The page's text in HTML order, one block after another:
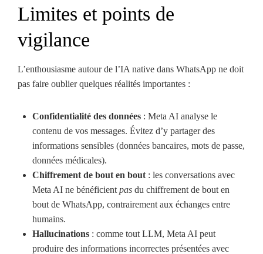
Limites et points de
vigilance
L’enthousiasme autour de l’IA native dans WhatsApp ne doit
pas faire oublier quelques réalités importantes :
Confidentialité des données : Meta AI analyse le
contenu de vos messages. Évitez d’y partager des
informations sensibles (données bancaires, mots de passe,
données médicales).
Chiffrement de bout en bout : les conversations avec
Meta AI ne bénéficient pas du chiffrement de bout en
bout de WhatsApp, contrairement aux échanges entre
humains.
Hallucinations : comme tout LLM, Meta AI peut
produire des informations incorrectes présentées avec